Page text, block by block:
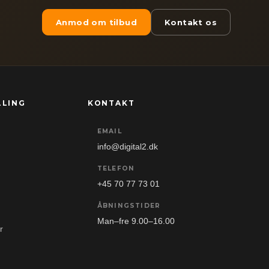
Anmod om tilbud Kontakt os
KONTAKT
EMAIL
info@digital2.dk
TELEFON
+45 70 77 73 01
ÅBNINGSTIDER
Man–fre 9.00–16.00